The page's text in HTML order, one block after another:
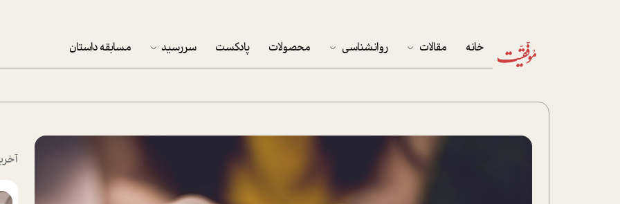
خانه مقالات
پرونده ویژه
روانشناسی محصولات پادکست سررسید
تقویم رومیزی
مسابقه داستان